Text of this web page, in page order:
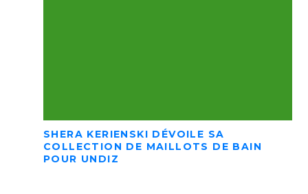
SHERA KERIENSKI DÉVOILE SA
COLLECTION DE MAILLOTS DE BAIN
POUR UNDIZ